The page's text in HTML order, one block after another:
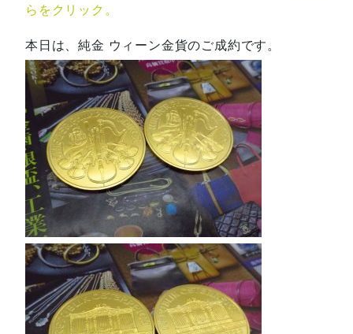
らをクリック。
本日は、純金 ウィーン金貨のご成約です。